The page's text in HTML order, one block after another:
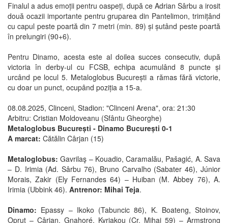
Finalul a adus emoții pentru oaspeți, după ce Adrian Sârbu a irosit
două ocazii importante pentru gruparea din Pantelimon, trimițând
cu capul peste poartă din 7 metri (min. 89) și șutând peste poartă
în prelungiri (90+6).
Pentru Dinamo, acesta este al doilea succes consecutiv, după
victoria în derby-ul cu FCSB, echipa acumulând 8 puncte și
urcând pe locul 5. Metaloglobus București a rămas fără victorie,
cu doar un punct, ocupând poziția a 15-a.
08.08.2025, Clinceni, Stadion: "Clinceni Arena", ora: 21:30
Arbitru: Cristian Moldoveanu (Sfântu Gheorghe)
Metaloglobus București - Dinamo București 0-1
A marcat: Cătălin Cârjan (15)
Metaloglobus: Gavrilaş – Kouadio, Caramalău, Pašagić, A. Sava
– D. Irimia (Ad. Sârbu 76), Bruno Carvalho (Sabater 46), Júnior
Morais, Zakir (Ely Fernandes 64) – Huiban (M. Abbey 76), A.
Irimia (Ubbink 46). Antrenor: Mihai Teja.
Dinamo: Epassy – Ikoko (Tabuncic 86), K. Boateng, Stoinov,
Opruţ – Cârjan, Gnahoré, Kyriakou (Cr. Mihai 59) – Armstrong